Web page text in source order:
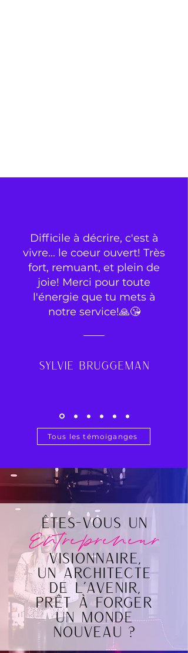
Difficile à décrire, c'est à
vivre... le coeur ouvert! Très
fort, remuant, et plein de
joie! Merci pour toute
l'énergie que tu mets à
notre service!🙏😘
Sylvie Bruggeman
Tous les témoiganges
Êtes-vous un
Entrepreneur
visionnaire,
un architecte
de l'avenir,
prêt à forger
un monde
nouveau ?